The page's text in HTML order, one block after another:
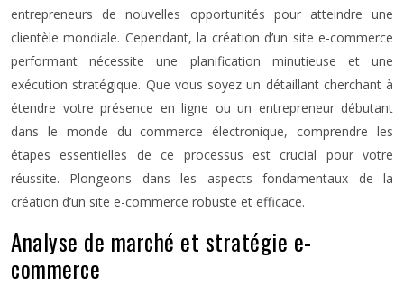
entrepreneurs de nouvelles opportunités pour atteindre une
clientèle mondiale. Cependant, la création d’un site e-commerce
performant nécessite une planification minutieuse et une
exécution stratégique. Que vous soyez un détaillant cherchant à
étendre votre présence en ligne ou un entrepreneur débutant
dans le monde du commerce électronique, comprendre les
étapes essentielles de ce processus est crucial pour votre
réussite. Plongeons dans les aspects fondamentaux de la
création d’un site e-commerce robuste et efficace.
Analyse de marché et stratégie e-
commerce